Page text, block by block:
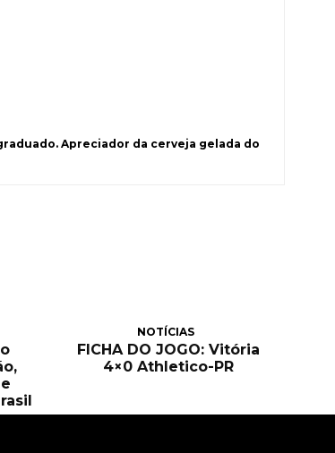
Apreciador da cerveja gelada do
NOTÍCIAS
FICHA DO JOGO: Vitória
4×0 Athletico-PR